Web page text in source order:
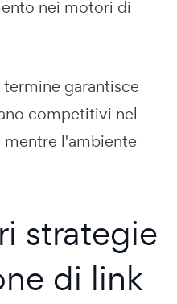
nei motori di
garantisce
competitivi nel
mentre l'ambiente
strategie
di link